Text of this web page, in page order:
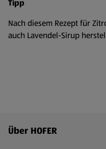
Tipp
Nach diesem Rezept für
auch Lavendel-Sirup
Fußzeilenmenü - weitere
Über HOFER